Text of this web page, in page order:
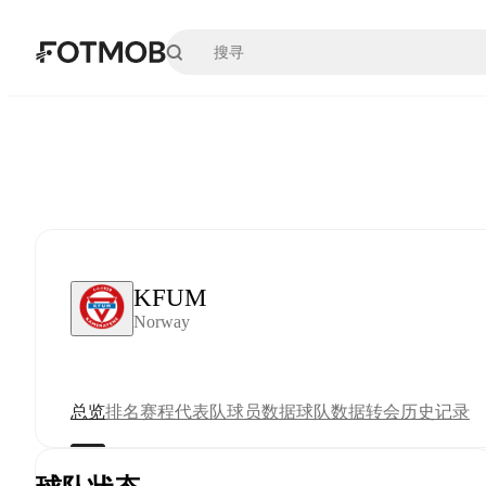
跳转到主要内容
KFUM
Norway
总览排名赛程代表队球员数据球队数据转会历史记录